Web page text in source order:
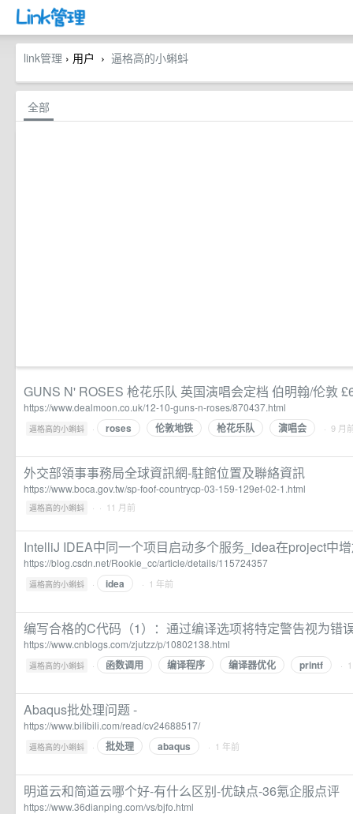
link管理 › 用户 › 逼格高的小蝌蚪
全部
GUNS N' ROSES 枪花乐队 英国演唱会定档 伯明翰/伦敦
https://www.dealmoon.co.uk/12-10-guns-n-roses/870437.html
逼格高的小蝌蚪 · roses 伦敦地铁 枪花乐队 演唱会 · 9 月
外交部領事事務局全球資訊網-駐館位置及聯絡資訊
https://www.boca.gov.tw/sp-foof-countrycp-03-159-129ef-02-1.html
逼格高的小蝌蚪 · · 11 月前
IntelliJ IDEA中同一个项目启动多个服务_idea在project中
https://blog.csdn.net/Rookie_cc/article/details/115724357
逼格高的小蝌蚪 · idea · 1 年前
编写合格的C代码（1）：通过编译选项将特定警告视为错
https://www.cnblogs.com/zjutzz/p/10802138.html
逼格高的小蝌蚪 · 函数调用 编译程序 编译器优化 printf ·
Abaqus批处理问题 -
https://www.bilibili.com/read/cv24688517/
逼格高的小蝌蚪 · 批处理 abaqus · 1 年前
明道云和简道云哪个好-有什么区别-优缺点-36氪企服点评
https://www.36dianping.com/vs/bjfo.html